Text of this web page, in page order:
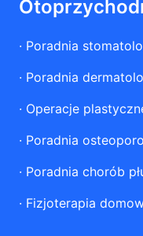
· Poradnia
· Poradnia
· Operacje
· Poradnia
· Poradnia chorób
· Fizjoterapia